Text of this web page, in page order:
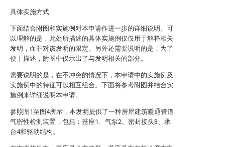
具体实施方式
下面结合附图和实施例对本申请作进一步的详细说明。可
以理解的是，此处所描述的具体实施例仅仅用于解释相关
发明，而非对该发明的限定。另外还需要说明的是，为了
便于描述，附图中仅示出了与发明相关的部分。
需要说明的是，在不冲突的情况下，本申请中的实施例及
实施例中的特征可以相互组合。下面将参考附图并结合实
施例来详细说明本申请。
参照图1至图4所示，本发明提供了一种房屋建筑暖通管道
气密性检测装置，包括：基座1、气泵2、密封接头3、承
台4和驱动结构。